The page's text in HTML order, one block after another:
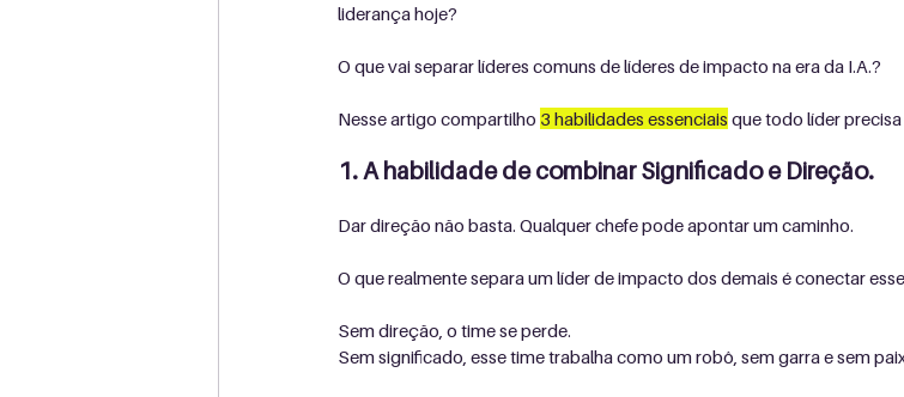
liderança hoje?
O que vai separar líderes comuns de líderes de impacto na era da I.A.?
Nesse artigo compartilho 3 habilidades essenciais que todo líder precisa
1. A habilidade de combinar Significado e Direção.
Dar direção não basta. Qualquer chefe pode apontar um caminho.
O que realmente separa um líder de impacto dos demais é conectar
Sem direção, o time se perde.
Sem significado, esse time trabalha como um robô, sem garra e sem